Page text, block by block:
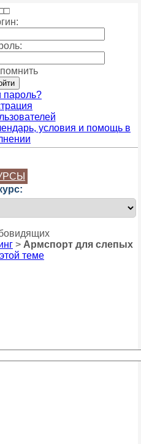
□
> Армспорт для слепых
теме